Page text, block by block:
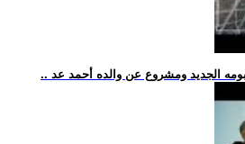
الجديد ومشروع عن والده أحمد عد